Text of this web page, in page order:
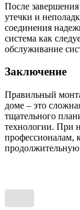
После
утечки и
соединения
система как
обслуживание
Заключение
Правильный
доме – это
тщательного
технологии. При
профессионалам,
продолжительную